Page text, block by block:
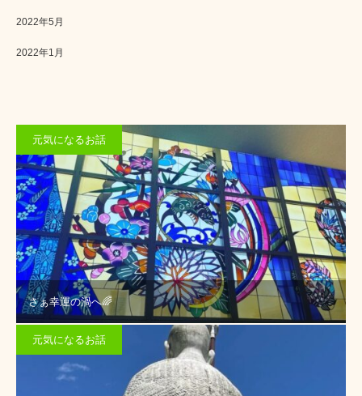
2022年5月
2022年1月
元気になるお話
さぁ幸運の渦へ🌈
元気になるお話